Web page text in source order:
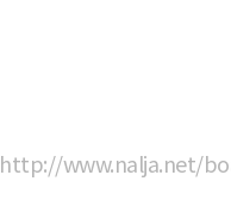
http://www.nalja.net/